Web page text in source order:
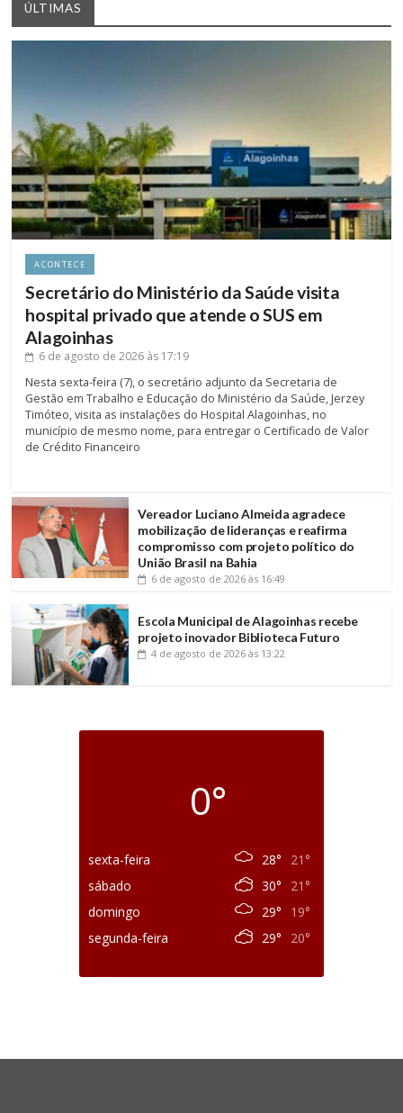
ÚLTIMAS
ACONTECE
Secretário do Ministério da Saúde visita
hospital privado que atende o SUS em
Alagoinhas
6 de agosto de 2026 às 17:19
Nesta sexta-feira (7), o secretário adjunto da Secretaria de
Gestão em Trabalho e Educação do Ministério da Saúde, Jerzey
Timóteo, visita as instalações do Hospital Alagoinhas, no
município de mesmo nome, para entregar o Certificado de Valor
de Crédito Financeiro
Vereador Luciano Almeida agradece
mobilização de lideranças e reafirma
compromisso com projeto político do
União Brasil na Bahia
6 de agosto de 2026 às 16:49
Escola Municipal de Alagoinhas recebe
projeto inovador Biblioteca Futuro
4 de agosto de 2026 às 13:22
0°
sexta-feira 28°
21°
sábado
30°
21°
domingo
29°
19°
segunda-feira
29° 20°